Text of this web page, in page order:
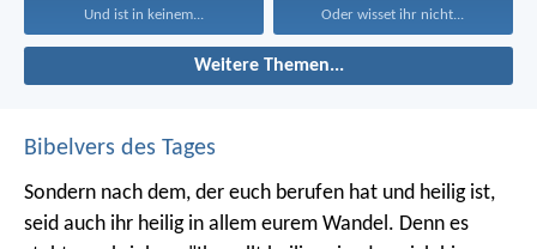
Und ist in keinem... Oder wisset ihr nicht...
Weitere Themen...
Bibelvers des Tages
Sondern nach dem, der euch berufen hat und heilig ist,
seid auch ihr heilig in allem eurem Wandel. Denn es